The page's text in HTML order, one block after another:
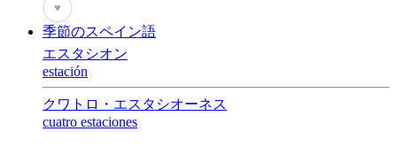
♥
季節のスペイン語
エスタシオン
estación
クワトロ・エスタシオーネス
cuatro estaciones